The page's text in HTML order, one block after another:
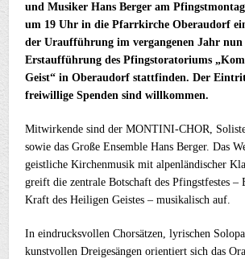
und Musiker Hans Berger am
um 19 Uhr in die Pfarrkirche Oberaudorf
der Uraufführung im vergangenen Jahr nun
Erstaufführung des Pfingstoratoriums
Geist“ in Oberaudorf stattfinden. Der
freiwillige Spenden sind willkommen.
Mitwirkende sind der MONTINI-CHOR,
sowie das Große Ensemble Hans Berger. Das
geistliche Kirchenmusik mit alpenländischer
greift die zentrale Botschaft des Pfingstfestes –
Kraft des Heiligen Geistes – musikalisch auf.
In eindrucksvollen Chorsätzen, lyrischen
kunstvollen Dreigesängen orientiert sich das